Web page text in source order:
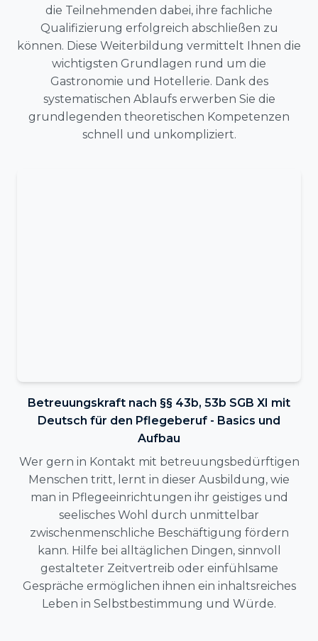
die Teilnehmenden dabei, ihre fachliche
Qualifizierung erfolgreich abschließen zu
können. Diese Weiterbildung vermittelt Ihnen die
wichtigsten Grundlagen rund um die
Gastronomie und Hotellerie. Dank des
systematischen Ablaufs erwerben Sie die
grundlegenden theoretischen Kompetenzen
schnell und unkompliziert.
Betreuungskraft nach §§ 43b, 53b SGB XI mit
Deutsch für den Pflegeberuf - Basics und
Aufbau
Wer gern in Kontakt mit betreuungsbedürftigen
Menschen tritt, lernt in dieser Ausbildung, wie
man in Pflegeeinrichtungen ihr geistiges und
seelisches Wohl durch unmittelbar
zwischenmenschliche Beschäftigung fördern
kann. Hilfe bei alltäglichen Dingen, sinnvoll
gestalteter Zeitvertreib oder einfühlsame
Gespräche ermöglichen ihnen ein inhaltsreiches
Leben in Selbstbestimmung und Würde.